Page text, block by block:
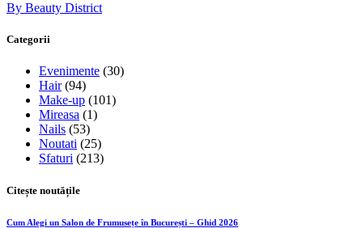
By Beauty District
Categorii
Evenimente (30)
Hair(94)
Make-up (101)
Mireasa (1)
Nails (53)
Noutati (25)
Sfaturi (213)
Citește noutățile
Cum Alegi un Salon de Frumusețe în București – Ghid 2026